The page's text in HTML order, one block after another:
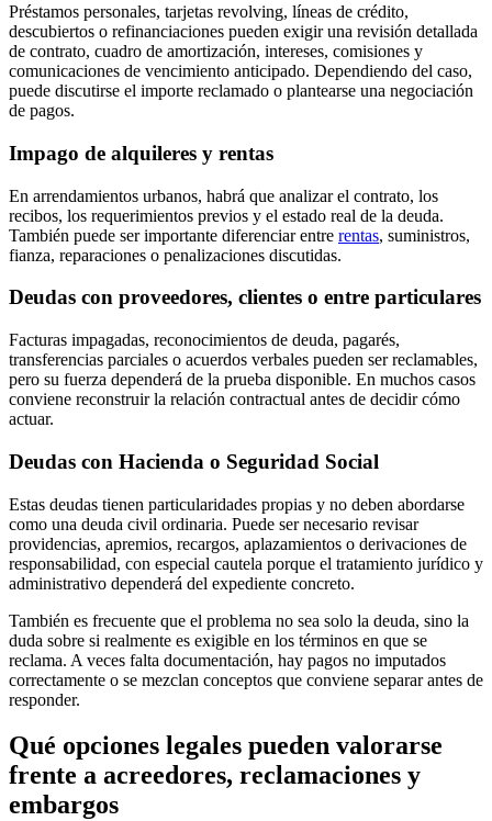
Préstamos personales, tarjetas revolving, líneas de crédito,
descubiertos o refinanciaciones pueden exigir una revisión detallada
de contrato, cuadro de amortización, intereses, comisiones y
comunicaciones de vencimiento anticipado. Dependiendo del caso,
puede discutirse el importe reclamado o plantearse una negociación
de pagos.
Impago de alquileres y rentas
En arrendamientos urbanos, habrá que analizar el contrato, los
recibos, los requerimientos previos y el estado real de la deuda.
También puede ser importante diferenciar entre rentas, suministros,
fianza, reparaciones o penalizaciones discutidas.
Deudas con proveedores, clientes o entre particulares
Facturas impagadas, reconocimientos de deuda, pagarés,
transferencias parciales o acuerdos verbales pueden ser reclamables,
pero su fuerza dependerá de la prueba disponible. En muchos casos
conviene reconstruir la relación contractual antes de decidir cómo
actuar.
Deudas con Hacienda o Seguridad Social
Estas deudas tienen particularidades propias y no deben abordarse
como una deuda civil ordinaria. Puede ser necesario revisar
providencias, apremios, recargos, aplazamientos o derivaciones de
responsabilidad, con especial cautela porque el tratamiento jurídico y
administrativo dependerá del expediente concreto.
También es frecuente que el problema no sea solo la deuda, sino la
duda sobre si realmente es exigible en los términos en que se
reclama. A veces falta documentación, hay pagos no imputados
correctamente o se mezclan conceptos que conviene separar antes de
responder.
Qué opciones legales pueden valorarse
frente a acreedores, reclamaciones y
embargos